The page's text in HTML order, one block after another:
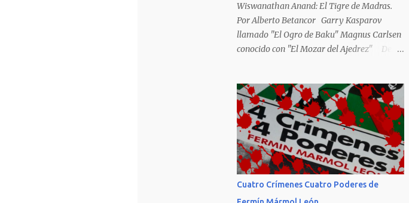
Wiswanathan Anand: El Tigre de Madras.
Por Alberto Betancor Garry Kasparov
llamado "El Ogro de Baku" Magnus Carlsen
conocido con "El Mozar del Ajedrez" Desde
colocar apodos, motes, alias,sobrenombres,
seudónimos, apelativos y remoquetes. El
juego ciencia no escapa de esto y hemos
tenido una serie de apodos para las estrellas
del ajedrez, en algunos casos muy
originales. Aquí les dejo una breve lista con
algunos de los nombres de los más
Cuatro Crímenes Cuatro Poderes de